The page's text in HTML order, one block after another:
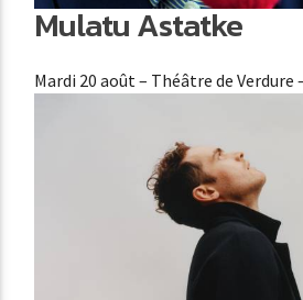
Mulatu Astatke
Mardi 20 août – Théâtre de Verdure